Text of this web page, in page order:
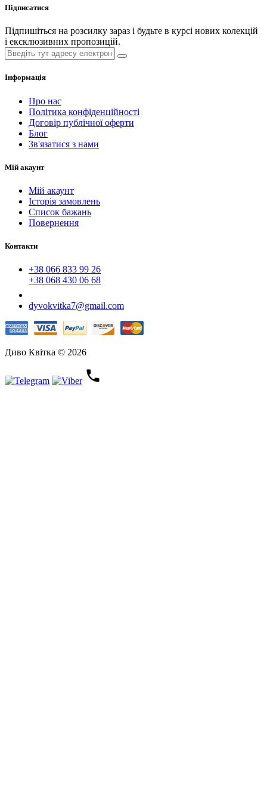
Підписатися
Підпишіться на розсилку зараз і будьте в курсі нових колекцій
і ексклюзивних пропозицій.
Інформація
Про нас
Політика конфіденційності
Договір публічної оферти
Блог
Зв'язатися з нами
Мій акаунт
Мій акаунт
Історія замовлень
Список бажань
Повернення
Контакти
+38 066 833 99 26
+38 068 430 06 68
dyvokvitka7@gmail.com
Диво Квітка © 2026